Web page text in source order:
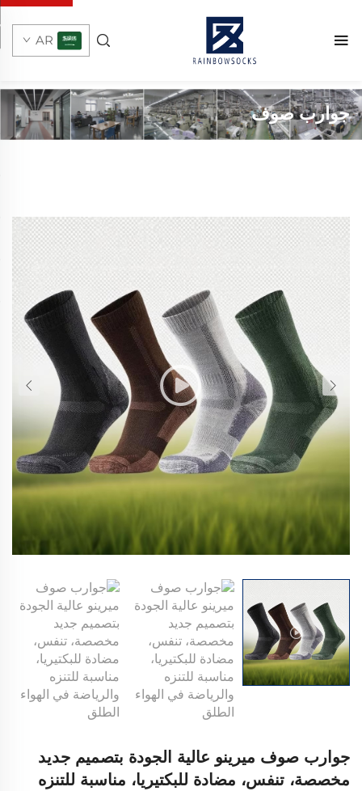
AR
جوارب صوف
جوارب صوف ميرينو عالية الجودة بتصميم جديد
مخصصة، تنفس، مضادة للبكتيريا، مناسبة للتنزه